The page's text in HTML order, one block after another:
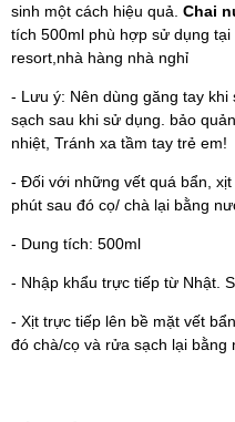
sinh một cách hiệu quả. Chai
tích 500ml phù hợp sử dụng
resort,nhà hàng nhà nghỉ
- Lưu ý: Nên dùng găng tay
sạch sau khi sử dụng. bảo
nhiệt, Tránh xa tầm tay trẻ em!
- Đối với những vết quá bẩn,
phút sau đó cọ/ chà lại bằng
- Dung tích: 500ml
- Nhập khẩu trực tiếp từ Nhật.
- Xịt trực tiếp lên bề mặt vết bẩn
đó chà/cọ và rửa sạch lại bằng